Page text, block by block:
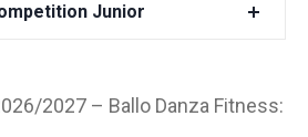
Junior
2027 – Ballo Danza Fitness: